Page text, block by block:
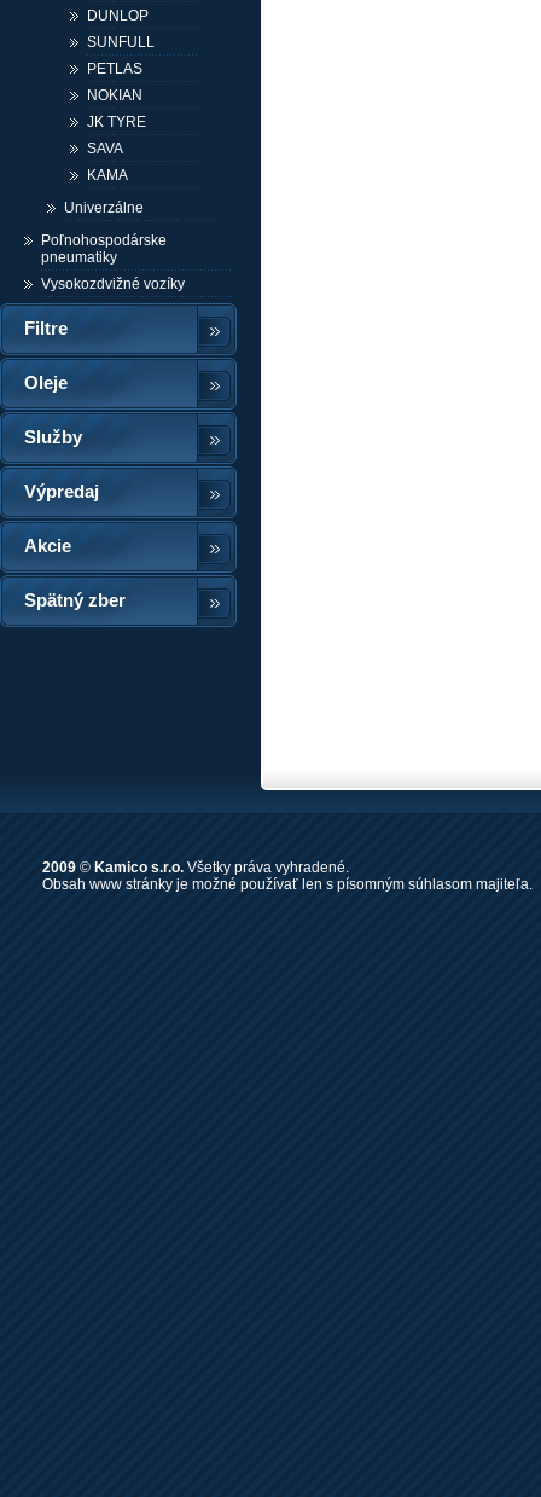
DUNLOP
SUNFULL
PETLAS
NOKIAN
JK TYRE
SAVA
KAMA
Univerzálne
Poľnohospodárske
pneumatiky
Vysokozdvižné vozíky
Filtre
Oleje
Služby
Výpredaj
Akcie
Spätný zber
2009 © Kamico s.r.o. Všetky práva vyhradené.
Obsah www stránky je možné používať len s písomným súhlasom majiteľa.